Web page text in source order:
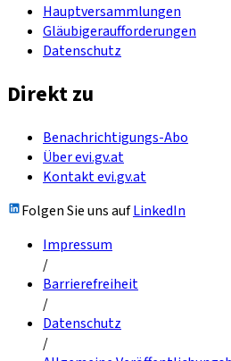
Hauptversammlungen
Gläubigeraufforderungen
Datenschutz
Direkt zu
Benachrichtigungs-Abo
Über evi.gv.at
Kontakt evi.gv.at
Folgen Sie uns aufLinkedIn
Impressum
/
Barrierefreiheit
/
Datenschutz
/